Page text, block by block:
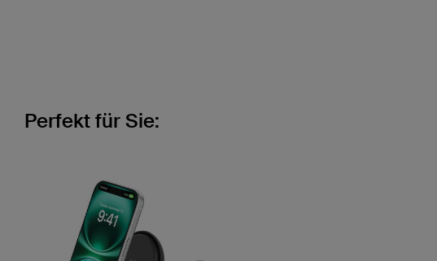
Perfekt für Sie: